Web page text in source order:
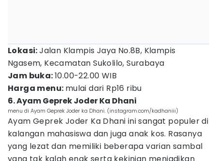
Lokasi:Jalan Klampis Jaya No.8B, Klampis
Ngasem, Kecamatan Sukolilo, Surabaya
Jam buka:10.00-22.00 WIB
Harga menu: mulai dari Rp16 ribu
6. Ayam Geprek Joder Ka Dhani
menu di Ayam Geprek Joder ka Dhani. (instagram.com/kadhaniii)
Ayam Geprek Joder Ka Dhani ini sangat populer di
kalangan mahasiswa dan juga anak kos. Rasanya
yang lezat dan memiliki beberapa varian sambal